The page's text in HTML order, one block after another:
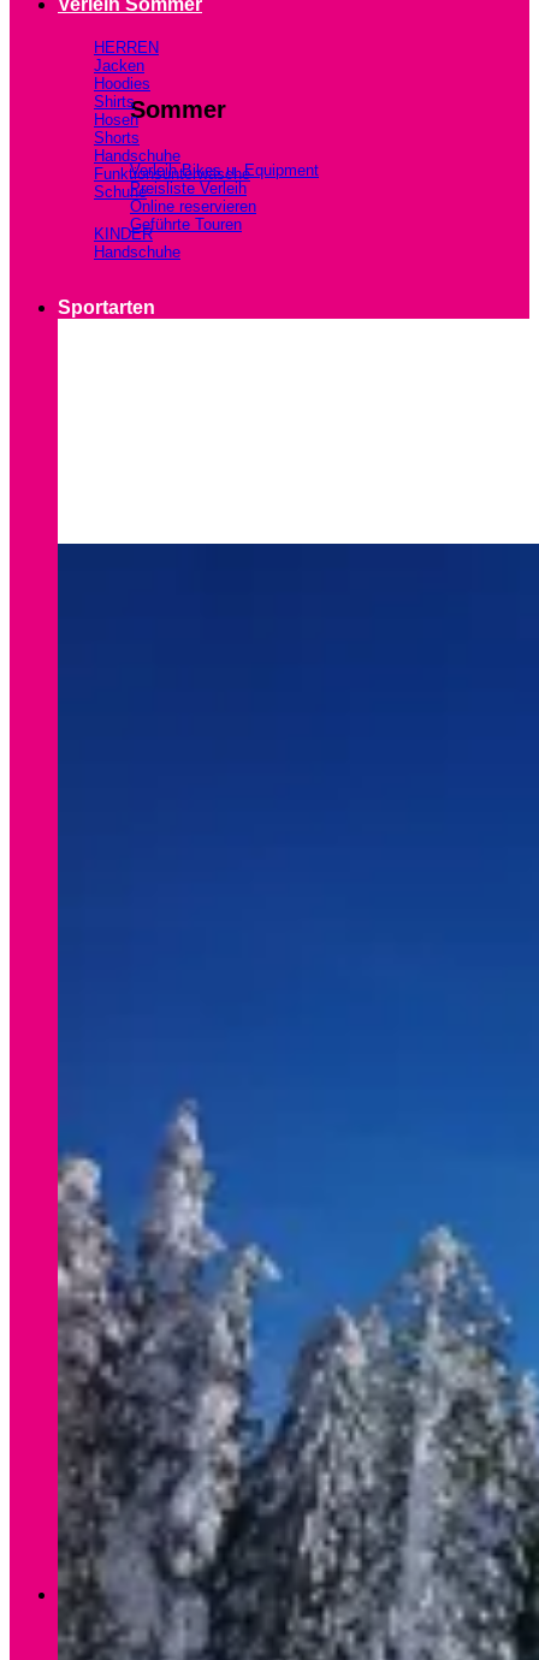
Verleih Sommer
Sommer
Verleih Bikes u. Equipment
Preisliste Verleih
Online reservieren
Geführte Touren
Verleih Winter
HERREN
Jacken
Hoodies
Shirts
Hosen
Shorts
Handschuhe
Funktionsunterwäsche
Schuhe
KINDER
Handschuhe
Sportarten